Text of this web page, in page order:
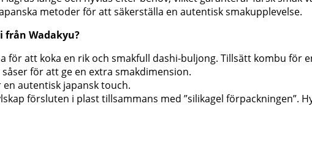
metoder för att säkerställa en autentisk smakupplevelse.
från Wadakyu?
för att koka en rik och smakfull dashi-buljong. Tillsätt kombu för
för att ge en extra smakdimension.
autentisk japansk touch.
försluten i plast tillsammans med ”silikagel förpackningen”.